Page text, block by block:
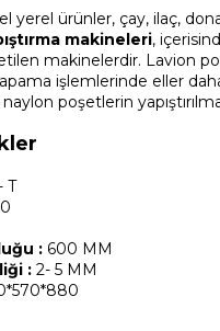
yerel ürünler, çay, ilaç,
makineleri,
makinelerdir. Lavion
işlemlerinde eller
naylon poşetlerin
T
: 600 MM
: 2- 5 MM